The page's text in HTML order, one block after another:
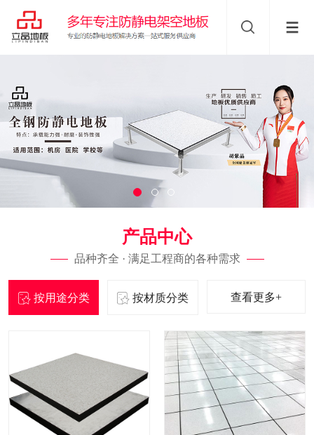
产品中心
品种齐全 · 满足工程商的各种需求
按用途分类 按材质分类 查看更多+